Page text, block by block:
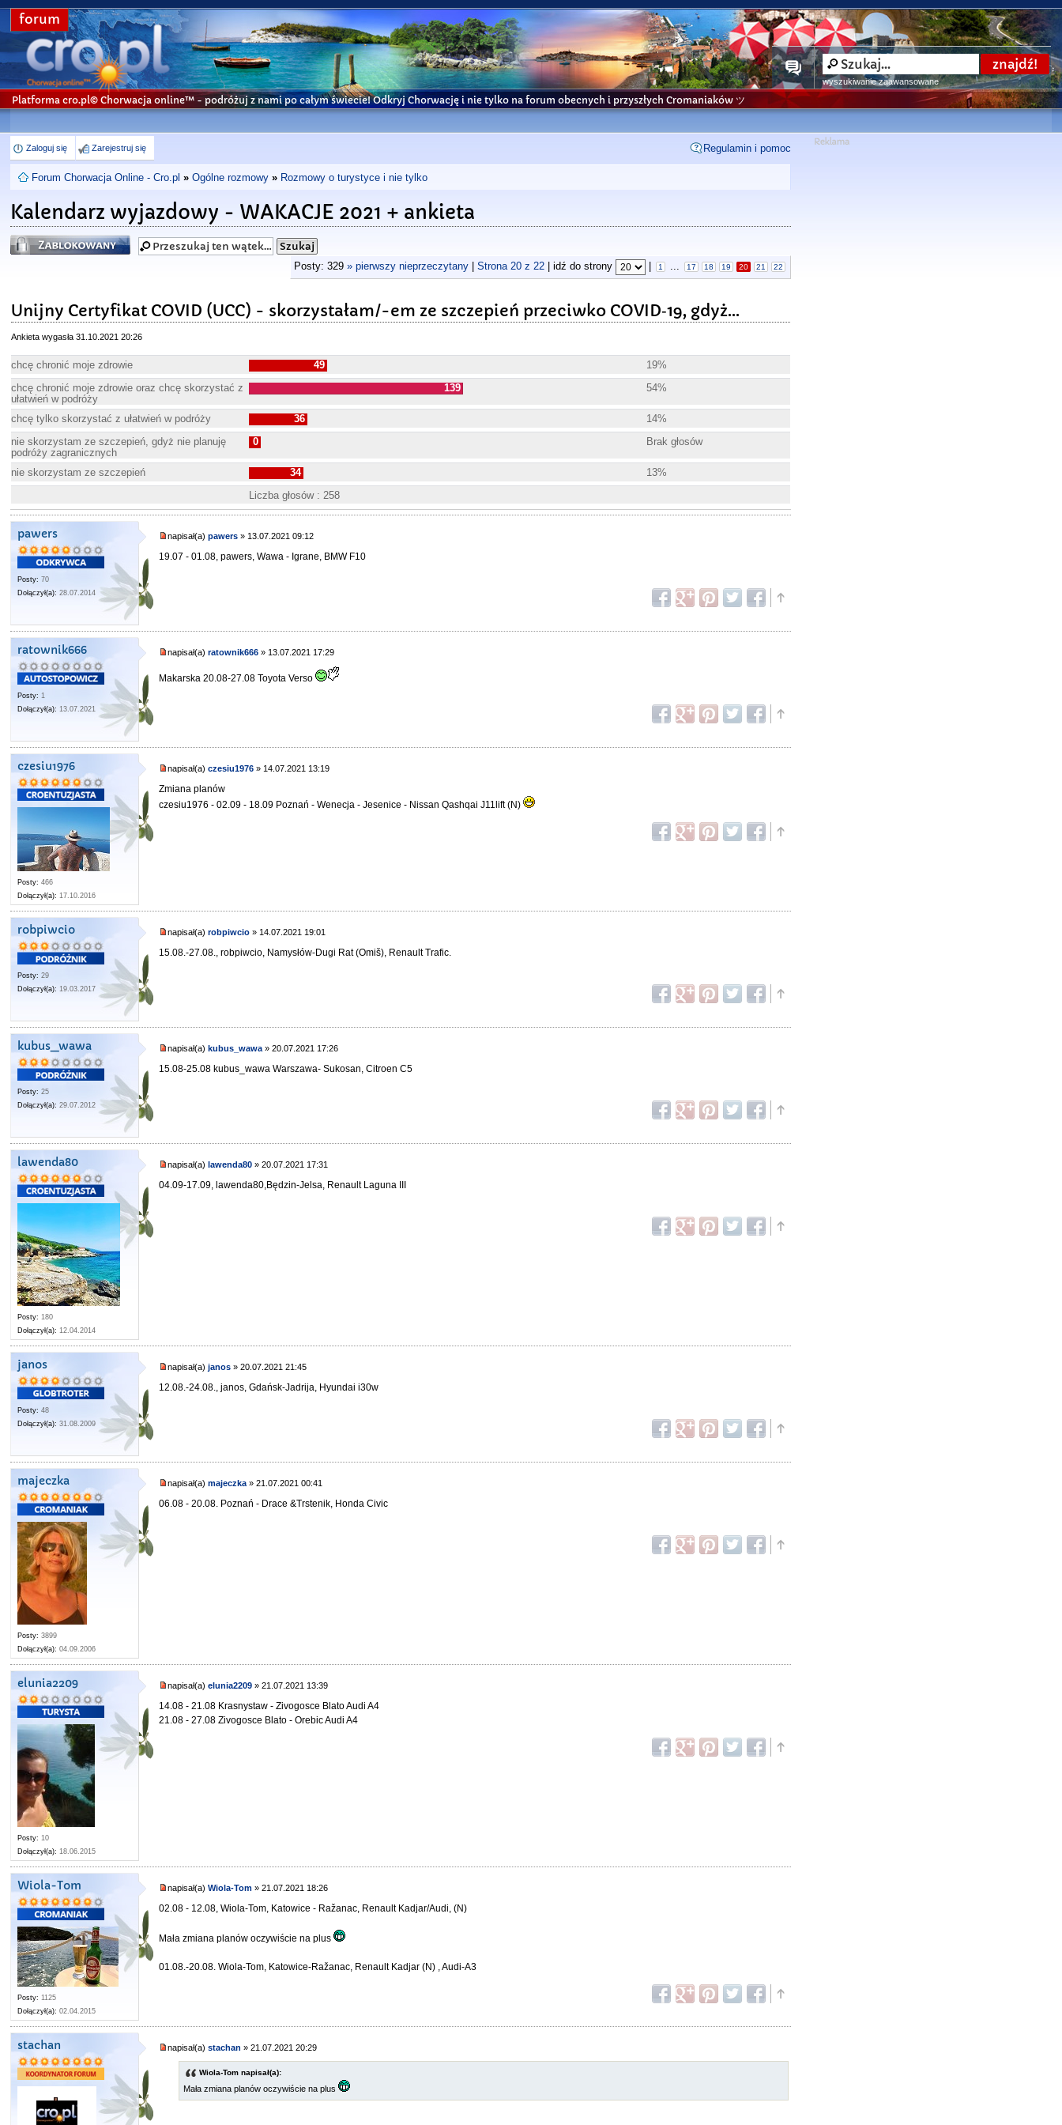
forum
wyszukiwanie zaawansowane
Platforma cro.pl© Chorwacja online™ - podróżuj z nami po całym świecie! Odkryj Chorwację i nie tylko na forum obecnych i przyszłych Cromaniaków ツ
Zaloguj się Zarejestruj się Regulamin i pomoc
Forum Chorwacja Online - Cro.pl » Ogólne rozmowy » Rozmowy o turystyce i nie tylko
Kalendarz wyjazdowy - WAKACJE 2021 + ankieta
Zablokowany
Posty: 329 » pierwszy nieprzeczytany| Strona 20z 22| idź do strony 1 ... 17 18 19 20 21 22
Unijny Certyfikat COVID (UCC) - skorzystałam/-em ze szczepień przeciwko COVID‑19, gdyż...
Ankieta wygasła 31.10.2021 20:26
chcę chronić moje zdrowie 49
19%
chcę chronić moje zdrowie oraz chcę skorzystać z
ułatwień w podróży
139 54%
chcę tylko skorzystać z ułatwień w podróży 36
14%
nie skorzystam ze szczepień, gdyż nie planuję
podróży zagranicznych
0 Brak głosów
nie skorzystam ze szczepień 34
13%
Liczba głosów : 258
pawers
Posty: 70
Dołączył(a): 28.07.2014
napisał(a)pawers » 13.07.2021 09:12
19.07 - 01.08, pawers, Wawa - Igrane, BMW F10
ratownik666
Posty: 1
Dołączył(a): 13.07.2021
napisał(a)ratownik666 » 13.07.2021 17:29
Makarska 20.08-27.08 Toyota Verso
czesiu1976
Posty: 466
Dołączył(a): 17.10.2016
napisał(a)czesiu1976 » 14.07.2021 13:19
Zmiana planów
czesiu1976 - 02.09 - 18.09 Poznań - Wenecja - Jesenice - Nissan Qashqai J11lift (N)
robpiwcio
Posty: 29
Dołączył(a): 19.03.2017
napisał(a)robpiwcio » 14.07.2021 19:01
15.08.-27.08., robpiwcio, Namysłów-Dugi Rat (Omiš), Renault Trafic.
kubus_wawa
Posty: 25
Dołączył(a): 29.07.2012
napisał(a)kubus_wawa » 20.07.2021 17:26
15.08-25.08 kubus_wawa Warszawa- Sukosan, Citroen C5
lawenda80
Posty: 180
Dołączył(a): 12.04.2014
napisał(a)lawenda80 » 20.07.2021 17:31
04.09-17.09, lawenda80,Będzin-Jelsa, Renault Laguna III
janos
Posty: 48
Dołączył(a): 31.08.2009
napisał(a)janos » 20.07.2021 21:45
12.08.-24.08., janos, Gdańsk-Jadrija, Hyundai i30w
majeczka
Posty: 3899
Dołączył(a): 04.09.2006
napisał(a)majeczka » 21.07.2021 00:41
06.08 - 20.08. Poznań - Drace &Trstenik, Honda Civic
elunia2209
Posty: 10
Dołączył(a): 18.06.2015
napisał(a)elunia2209 » 21.07.2021 13:39
14.08 - 21.08 Krasnystaw - Zivogosce Blato Audi A4
21.08 - 27.08 Zivogosce Blato - Orebic Audi A4
Wiola-Tom
Posty: 1125
Dołączył(a): 02.04.2015
napisał(a)Wiola-Tom » 21.07.2021 18:26
02.08 - 12.08, Wiola-Tom, Katowice - Ražanac, Renault Kadjar/Audi, (N)
Mała zmiana planów oczywiście na plus
01.08.-20.08. Wiola-Tom, Katowice-Ražanac, Renault Kadjar (N) , Audi-A3
stachan napisał(a)stachan » 21.07.2021 20:29
Wiola-Tom napisał(a):
Mała zmiana planów oczywiście na plus